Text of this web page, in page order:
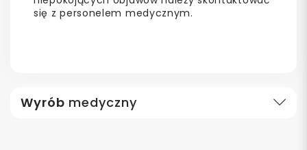
się z personelem medycznym.
Wyrób medyczny